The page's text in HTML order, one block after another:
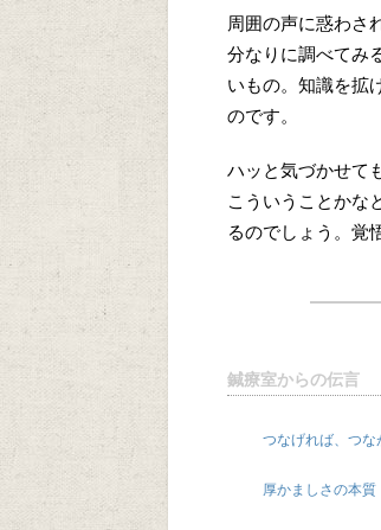
周囲の声に惑わさ
分なりに調べてみ
いもの。知識を拡
のです。
ハッと気づかせて
こういうことかな
るのでしょう。覚
鍼療室からの伝言
つなげれば、つな
厚かましさの本質